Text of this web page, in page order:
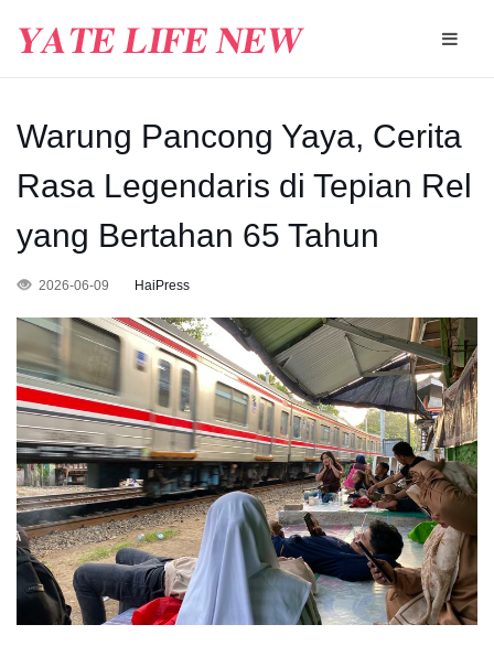
Warung Pancong Yaya, Cerita
Rasa Legendaris di Tepian Rel
yang Bertahan 65 Tahun
2026-06-09 HaiPress